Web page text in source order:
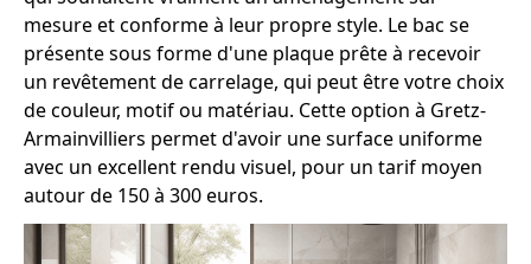
mesure et conforme à leur propre style. Le bac se
présente sous forme d'une plaque prête à recevoir
un revêtement de carrelage, qui peut être votre choix
de couleur, motif ou matériau. Cette option à Gretz-
Armainvilliers permet d'avoir une surface uniforme
avec un excellent rendu visuel, pour un tarif moyen
autour de 150 à 300 euros.